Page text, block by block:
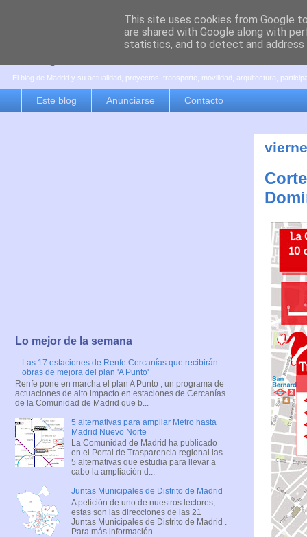
es por madrid
El blog de Madrid y su actualidad, proyectos, transporte, movilidad, arquitectura,
Este blog Anunciarse Contacto
Lo mejor de la semana
Las 17 estaciones de Renfe Cercanías que recibirán
obras de mejora del plan 'A Punto'
Renfe pone en marcha el plan A Punto , un programa de
actuaciones de alto impacto en estaciones de Cercanías
de la Comunidad de Madrid que b...
5 alternativas para ampliar Metro hasta
Madrid Nuevo Norte
La Comunidad de Madrid ha publicado
en el Portal de Trasparencia regional las
5 alternativas que estudia para llevar a
cabo la ampliación d...
Juntas Municipales de Distrito de Madrid
A petición de uno de nuestros lectores,
estas son las direcciones de las 21
Juntas Municipales de Distrito de Madrid .
Para más información ...
This site uses cookies from Google
are shared with Google along with
statistics, and to detect and address